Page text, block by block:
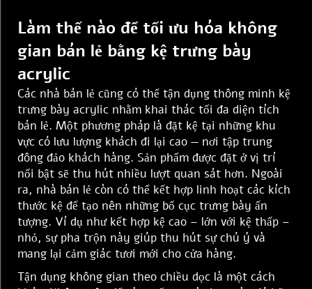
Làm thế nào để tối ưu hóa không
gian bán lẻ bằng kệ trưng bày
acrylic
Các nhà bán lẻ cũng có thể tận dụng thông minh kệ
trưng bày acrylic nhằm khai thác tối đa diện tích
bán lẻ. Một phương pháp là đặt kệ tại những khu
vực có lưu lượng khách đi lại cao — nơi tập trung
đông đảo khách hàng. Sản phẩm được đặt ở vị trí
nổi bật sẽ thu hút nhiều lượt quan sát hơn. Ngoài
ra, nhà bán lẻ còn có thể kết hợp linh hoạt các kích
thước kệ để tạo nên những bố cục trưng bày ấn
tượng. Ví dụ như kết hợp kệ cao – lớn với kệ thấp –
nhỏ, sự pha trộn này giúp thu hút sự chú ý và
mang lại cảm giác tươi mới cho cửa hàng.
Tận dụng không gian theo chiều dọc là một cách